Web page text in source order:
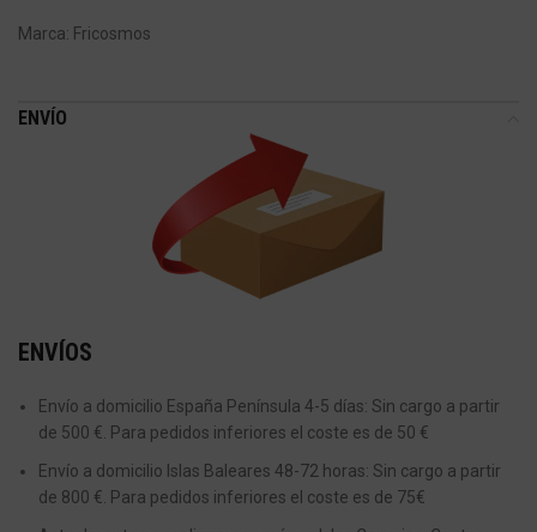
Marca: Fricosmos
ENVÍO
ENVÍOS
Envío a domicilio España Península 4-5 días: Sin cargo a partir
de 500 €. Para pedidos inferiores el coste es de 50 €
Envío a domicilio Islas Baleares 48-72 horas: Sin cargo a partir
de 800 €. Para pedidos inferiores el coste es de 75€